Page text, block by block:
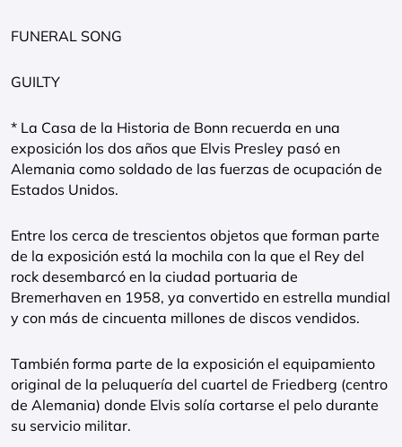
FUNERAL SONG
GUILTY
* La Casa de la Historia de Bonn recuerda en una
exposición los dos años que Elvis Presley pasó en
Alemania como soldado de las fuerzas de ocupación de
Estados Unidos.
Entre los cerca de trescientos objetos que forman parte
de la exposición está la mochila con la que el Rey del
rock desembarcó en la ciudad portuaria de
Bremerhaven en 1958, ya convertido en estrella mundial
y con más de cincuenta millones de discos vendidos.
También forma parte de la exposición el equipamiento
original de la peluquería del cuartel de Friedberg (centro
de Alemania) donde Elvis solía cortarse el pelo durante
su servicio militar.